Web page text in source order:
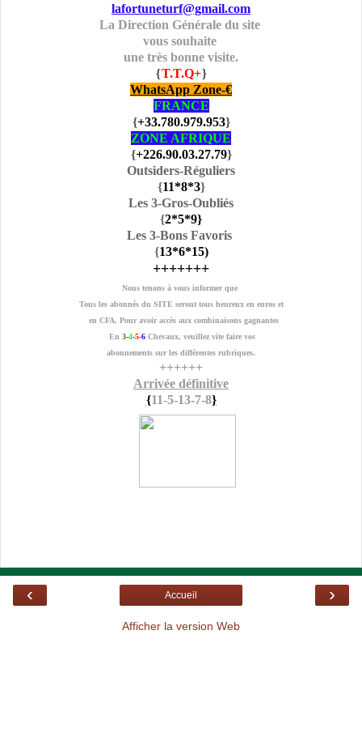
lafortuneturf@gmail.com
La Direction Générale du site
vous souhaite
une très bonne visite.
{T.T.Q+}
WhatsApp Zone-€
FRANCE
{+33.780.979.953}
ZONE AFRIQUE
{+226.90.03.27.79}
Outsiders-Réguliers
{11*8*3}
Les 3-Gros-Oubliés
{2*5*9}
Les 3-Bons Favoris
{13*6*15)
+++++++
Nous tenons à vous informer que
Tous les abonnés du SITE seront tous heureux en euros et
en CFA. Pour avoir accès aux combinaisons gagnantes
En 3-4-5-6 Chevaux, veuillez vite faire vos
abonnements sur les différentes rubriques.
++++++
Arrivée définitive
{11-5-13-7-8}
‹ ›
Accueil
Afficher la version Web